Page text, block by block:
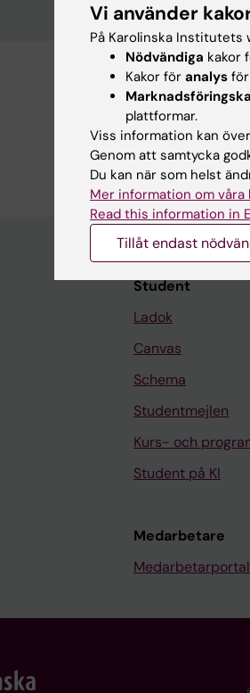
Karolinska Institutet,
Examina och
PhD in immunology,
Master in Biosciences,
Student
Ladok
Canvas
Schema
Studentmejlen
Kurs- och
Student på KI
Medarbetare
Vi använder
På Karolinska Institutets
Nödvändiga kakor
Kakor för analys
plattformar.
Viss information kan
Genom att samtycka
Du kan när som helst
Mer information om våra
Read this information in
Tillåt endast